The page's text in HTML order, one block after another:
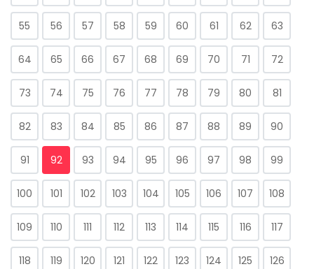
55 56 57 58 59 60 61 62 63
64 65 66 67 68 69 70 71 72
73 74 75 76 77 78 79 80 81
82 83 84 85 86 87 88 89 90
91 92 93 94 95 96 97 98 99
100 101 102 103 104 105 106 107 108
109 110 111 112 113 114 115 116 117
118 119 120 121 122 123 124 125 126